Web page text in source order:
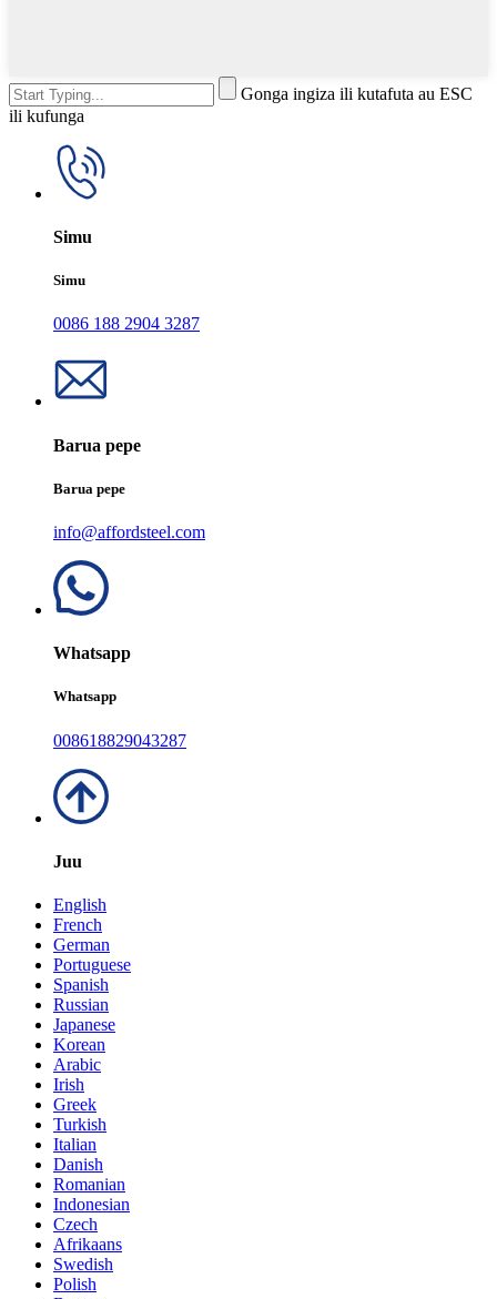
Gonga ingiza ili kutafuta au ESC
ili kufunga
Simu
Simu
0086 188 2904 3287
Barua pepe
Barua pepe
info@affordsteel.com
Whatsapp
Whatsapp
008618829043287
Juu
English
French
German
Portuguese
Spanish
Russian
Japanese
Korean
Arabic
Irish
Greek
Turkish
Italian
Danish
Romanian
Indonesian
Czech
Afrikaans
Swedish
Polish